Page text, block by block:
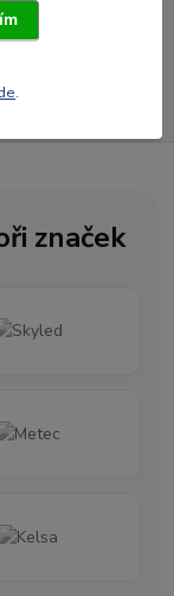
Přihlásit se
měsíc
značek
.